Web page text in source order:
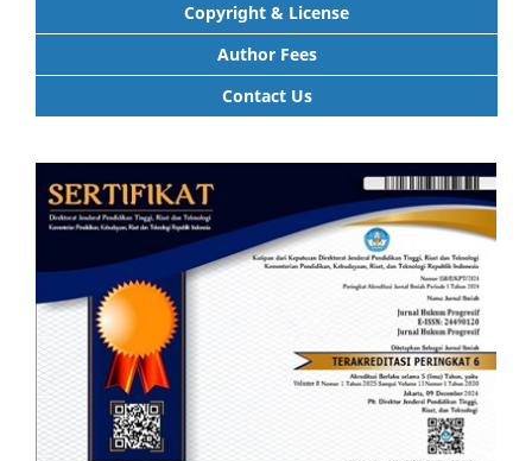
Copyright & License
Author Fees
Contact Us